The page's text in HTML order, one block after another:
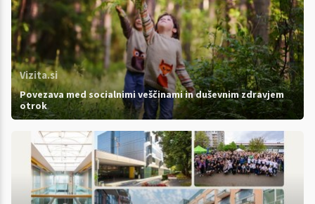
Vizita.si
Povezava med socialnimi veščinami in duševnim zdravjem
otrok